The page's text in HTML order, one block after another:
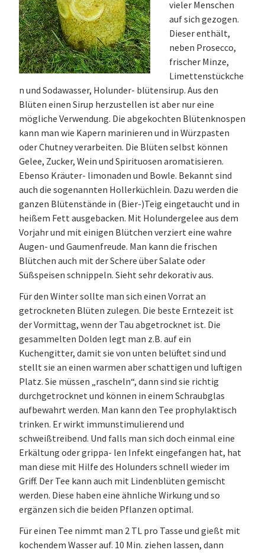
vieler Menschen
auf sich gezogen.
Dieser enthält,
neben Prosecco,
frischer Minze,
Limettenstückche
n und Sodawasser, Holunder- blütensirup. Aus den
Blüten einen Sirup herzustellen ist aber nur eine
mögliche Verwendung. Die abgekochten Blütenknospen
kann man wie Kapern marinieren und in Würzpasten
oder Chutney verarbeiten. Die Blüten selbst können
Gelee, Zucker, Wein und Spirituosen aromatisieren.
Ebenso Kräuter- limonaden und Bowle. Bekannt sind
auch die sogenannten Hollerküchlein. Dazu werden die
ganzen Blütenstände in (Bier-)Teig eingetaucht und in
heißem Fett ausgebacken. Mit Holundergelee aus dem
Vorjahr und mit einigen Blütchen verziert eine wahre
Augen- und Gaumenfreude. Man kann die frischen
Blütchen auch mit der Schere über Salate oder
Süßspeisen schnippeln. Sieht sehr dekorativ aus.
Für den Winter sollte man sich einen Vorrat an
getrockneten Blüten zulegen. Die beste Erntezeit ist
der Vormittag, wenn der Tau abgetrocknet ist. Die
gesammelten Dolden legt man z.B. auf ein
Kuchengitter, damit sie von unten belüftet sind und
stellt sie an einen warmen aber schattigen und luftigen
Platz. Sie müssen „rascheln“, dann sind sie richtig
durchgetrocknet und können in einem Schraubglas
aufbewahrt werden. Man kann den Tee prophylaktisch
trinken. Er wirkt immunstimulierend und
schweißtreibend. Und falls man sich doch einmal eine
Erkältung oder grippa- len Infekt eingefangen hat, hat
man diese mit Hilfe des Holunders schnell wieder im
Griff. Der Tee kann auch mit Lindenblüten gemischt
werden. Diese haben eine ähnliche Wirkung und so
ergänzen sich die beiden Pflanzen optimal.
Für einen Tee nimmt man 2 TL pro Tasse und gießt mit
kochendem Wasser auf. 10 Min. ziehen lassen, dann